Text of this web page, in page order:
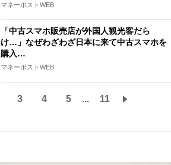
マネーポストWEB
「中古スマホ販売店が外国人観光客だら
け…」なぜわざわざ日本に来て中古スマホを
購入…
マネーポストWEB
3 4 5 ... 11